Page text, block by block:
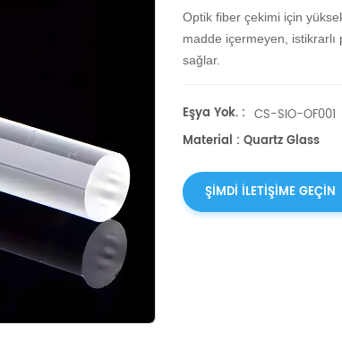
Optik fiber çekimi için
madde içermeyen, istikrarlı
sağlar.
Eşya Yok. : CS-SIO-OF001
Material : Quartz Glass
ŞIMDI ILETIŞIME GEÇIN